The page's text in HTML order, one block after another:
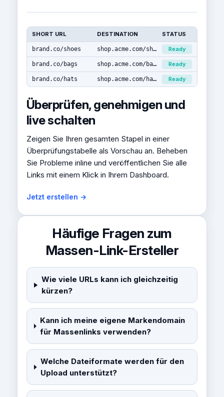
SHORT URL DESTINATION STATUS
brand.co/shoes shop.acme.com/shoes Ready
brand.co/bags shop.acme.com/bags Ready
brand.co/hats shop.acme.com/hats Ready
Überprüfen, genehmigen und
live schalten
Zeigen Sie Ihren gesamten Stapel in einer
Überprüfungstabelle als Vorschau an. Beheben
Sie Probleme inline und veröffentlichen Sie alle
Links mit einem Klick in Ihrem Dashboard.
Jetzt erstellen →
Häufige Fragen zum
Massen-Link-Ersteller
Wie viele URLs kann ich gleichzeitig
kürzen?
Kann ich meine eigene Markendomain
für Massenlinks verwenden?
Welche Dateiformate werden für den
Upload unterstützt?